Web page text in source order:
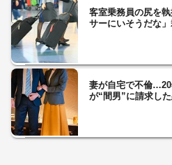
客室乗務員の尻を
サーにいそうだな
妻が自宅で不倫
が“間男”に請求し